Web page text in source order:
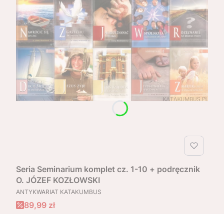
Seria Seminarium komplet cz. 1-10 + podręcznik
O. JÓZEF KOZŁOWSKI
PRODUCENT
ANTYKWARIAT KATAKUMBUS
Cena promocyjna
89,99 zł